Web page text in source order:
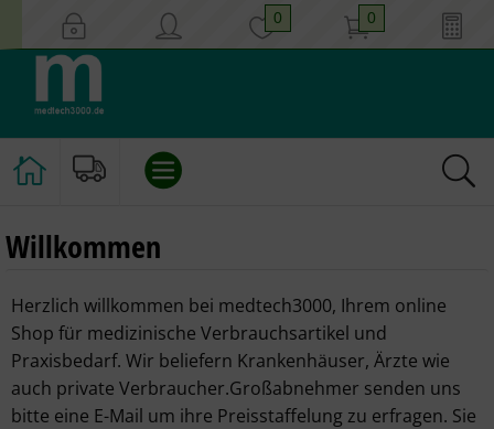
0 0
EINLAUF/KLISTIER
INSTRUMENTE
GYNÄKOLOGIE
Willkommen
Herzlich willkommen bei medtech3000, Ihrem online
Shop für medizinische Verbrauchsartikel und
Praxisbedarf. Wir beliefern Krankenhäuser, Ärzte wie
auch private Verbraucher.Großabnehmer senden uns
bitte eine E-Mail um ihre Preisstaffelung zu erfragen. Sie